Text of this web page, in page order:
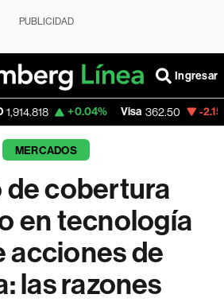
PUBLICIDAD
Ingresar
Visa 362.50 -2.15%
MERCADOS
de cobertura
en tecnología
acciones de
las razones